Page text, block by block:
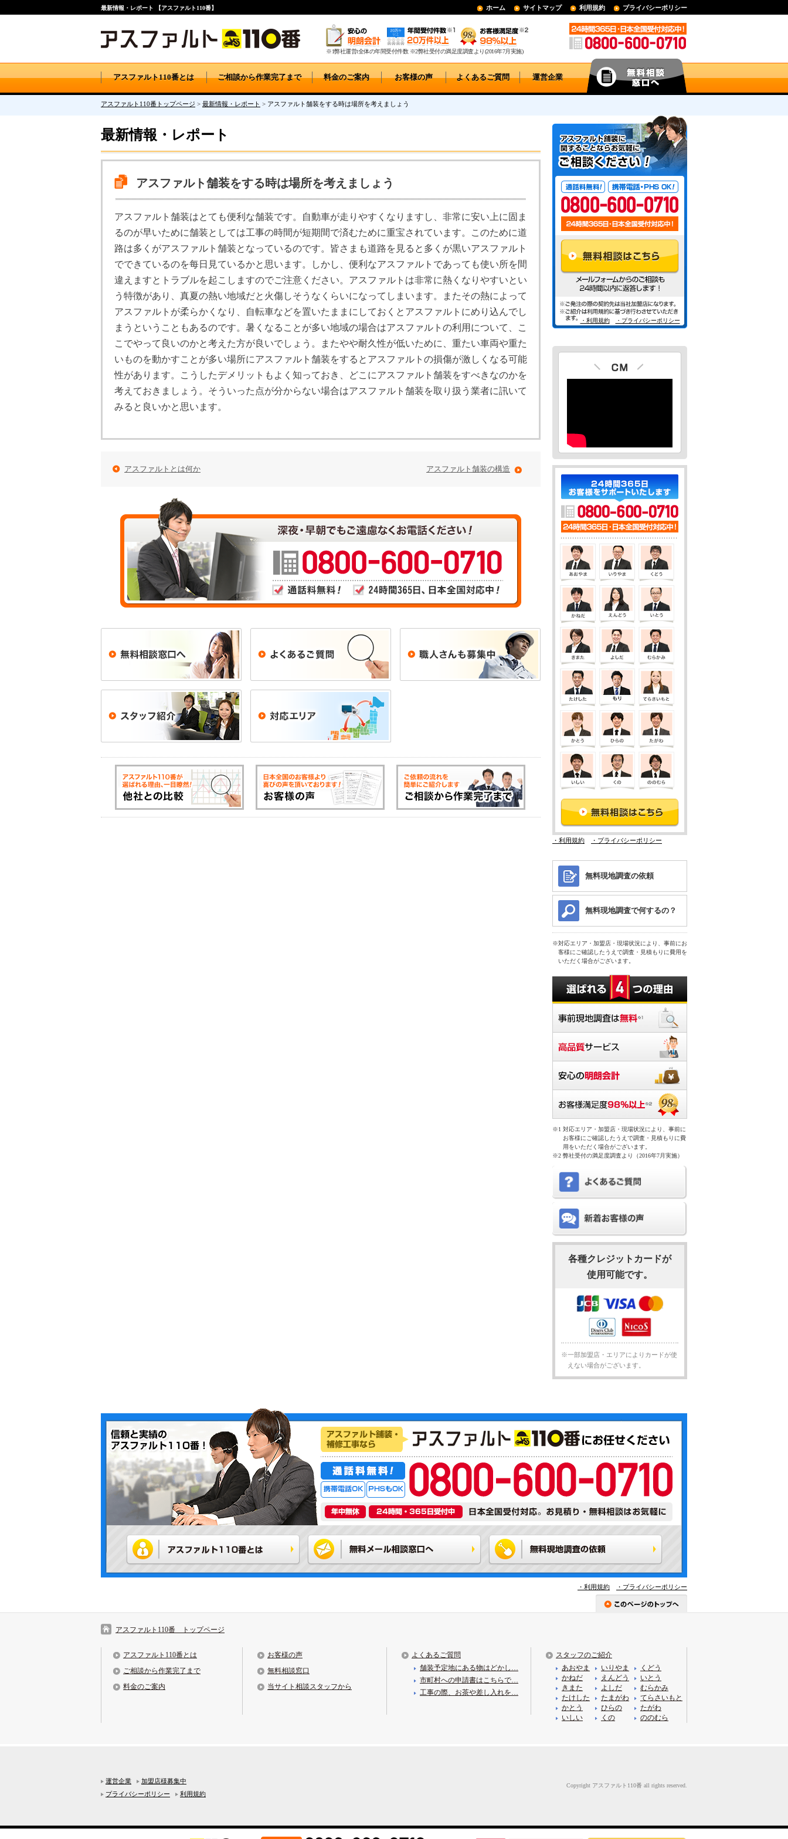
最新情報・レポート 【アスファルト110番】 プライバシーポリシー
利用規約
サイトマップ
ホーム
※1弊社運営t全体の年間受付件数 ※2弊社受付の満足度調査より(2016年7月実施)
アスファルト110番とは ご相談から作業完了まで 料金のご案内 お客様の声 よくあるご質問 運営企業
アスファルト110番トップページ > 最新情報・レポート > アスファルト舗装をする時は場所を考えましょう
最新情報・レポート
アスファルト舗装をする時は場所を考えましょう
アスファルト舗装はとても便利な舗装です。自動車が走りやすくなりますし、非常に安い上に固ま
るのが早いために舗装としては工事の時間が短期間で済むために重宝されています。このために道
路は多くがアスファルト舗装となっているのです。皆さまも道路を見ると多くが黒いアスファルト
でできているのを每日見ているかと思います。しかし、便利なアスファルトであっても使い所を間
違えますとトラブルを起こしますのでご注意ください。アスファルトは非常に熱くなりやすいとい
う特徴があり、真夏の熱い地域だと火傷しそうなくらいになってしまいます。またその熱によって
アスファルトが柔らかくなり、自転車などを置いたままにしておくとアスファルトにめり込んでし
まうということもあるのです。暑くなることが多い地域の場合はアスファルトの利用について、こ
こでやって良いのかと考えた方が良いでしょう。またやや耐久性が低いために、重たい車両や重た
いものを動かすことが多い場所にアスファルト舗装をするとアスファルトの損傷が激しくなる可能
性があります。こうしたデメリットもよく知っておき、どこにアスファルト舗装をすべきなのかを
考えておきましょう。そういった点が分からない場合はアスファルト舗装を取り扱う業者に訊いて
みると良いかと思います。
アスファルトとは何か アスファルト舗装の構造
・利用規約 ・プライバシーポリシー
・利用規約 ・プライバシーポリシー
無料現地調査の依頼
無料現地調査で何するの？
対応エリア・加盟店・現場状況により、事前にお
客様にご確認したうえで調査・見積もりに費用を
いただく場合がございます。
対応エリア・加盟店・現場状況により、事前に
お客様にご確認したうえで調査・見積もりに費
用をいただく場合がございます。
弊社受付の満足度調査より（2016年7月実施）
各種クレジットカードが
使用可能です。
※一部加盟店・エリアによりカードが使
えない場合がございます。
・利用規約 ・プライバシーポリシー
アスファルト110番 トップページ
アスファルト110番とは
ご相談から作業完了まで
料金のご案内
お客様の声
無料相談窓口
当サイト相談スタッフから
よくあるご質問
舗装予定地にある物はどかし…
市町村への申請書はこちらで…
工事の際、お茶や差し入れを…
スタッフのご紹介
あおやま
いりやま
くどう
かねだ
えんどう
いとう
きまた
よしだ
むらかみ
たけした
たまがわ
てらさいもと
かとう
ひらの
たがわ
いしい
くの ののむら
運営企業
加盟店様募集中
プライバシーポリシー
利用規約
Copyright アスファルト110番 all rights reserved.